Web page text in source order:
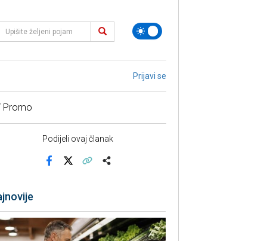
Prijavi se
Promo
Podijeli ovaj članak